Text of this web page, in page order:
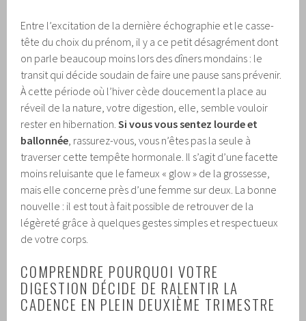
Entre l’excitation de la dernière échographie et le casse-
tête du choix du prénom, il y a ce petit désagrément dont
on parle beaucoup moins lors des dîners mondains : le
transit qui décide soudain de faire une pause sans prévenir.
À cette période où l’hiver cède doucement la place au
réveil de la nature, votre digestion, elle, semble vouloir
rester en hibernation.Si vous vous sentez lourde et
ballonnée , rassurez-vous, vous n’êtes pas la seule à
traverser cette tempête hormonale. Il s’agit d’une facette
moins reluisante que le fameux « glow » de la grossesse,
mais elle concerne près d’une femme sur deux. La bonne
nouvelle : il est tout à fait possible de retrouver de la
légèreté grâce à quelques gestes simples et respectueux
de votre corps.
COMPRENDRE POURQUOI VOTRE
DIGESTION DÉCIDE DE RALENTIR LA
CADENCE EN PLEIN DEUXIÈME TRIMESTRE